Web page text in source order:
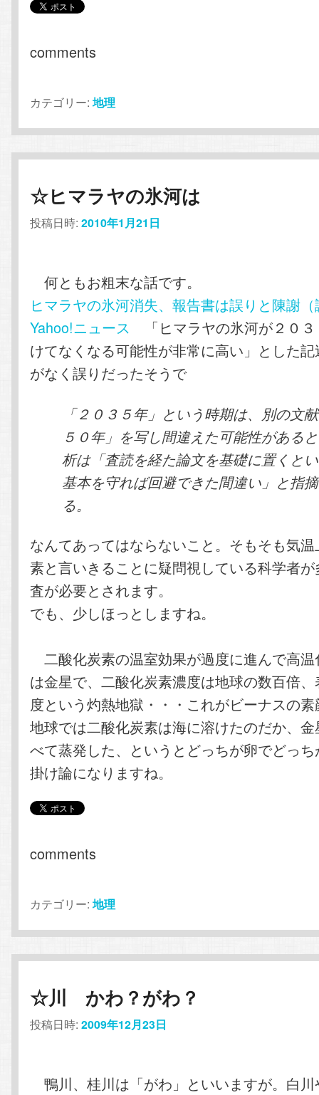
comments
カテゴリー: 地理
☆ヒマラヤの氷河は
投稿日時:2010年1月21日
何ともお粗末な話です。
ヒマラヤの氷河消失、報告書は誤りと陳謝
Yahoo!ニュース 「ヒマラヤの氷河が２０
けてなくなる可能性が非常に高い」とした
がなく誤りだったそうで
「２０３５年」という時期は、別の文
５０年」を写し間違えた可能性がある
析は「査読を経た論文を基礎に置くと
基本を守れば回避できた間違い」と指
る。
なんてあってはならないこと。そもそも気
素と言いきることに疑問視している科学者
査が必要とされます。
でも、少しほっとしますね。
二酸化炭素の温室効果が過度に進んで高
は金星で、二酸化炭素濃度は地球の数百倍
度という灼熱地獄・・・これがビーナスの
地球では二酸化炭素は海に溶けたのだか、
べて蒸発した、というとどっちが卵でどっ
掛け論になりますね。
comments
カテゴリー: 地理
☆川 かわ？がわ？
投稿日時:2009年12月23日
鴨川、桂川は「がわ」といいますが。白